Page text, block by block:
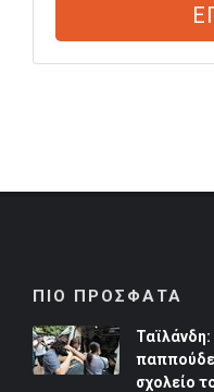
ΠΙΟ ΠΡΟΣΦΑΤΑ
σχολείο